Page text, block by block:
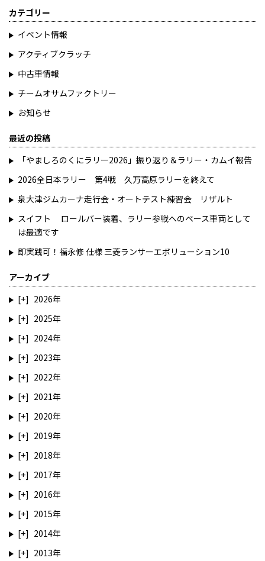
カテゴリー
イベント情報
アクティブクラッチ
中古車情報
チームオサムファクトリー
お知らせ
最近の投稿
「やましろのくにラリー2026」振り返り＆ラリー・カムイ報告
2026全日本ラリー 第4戦 久万高原ラリーを終えて
泉大津ジムカーナ走行会・オートテスト練習会 リザルト
スイフト ロールバー装着、ラリー参戦へのベース車両として
は最適です
即実践可！福永修 仕様 三菱ランサーエボリューション10
アーカイブ
2026
2025
2024
2023
2022
2021
2020
2019
2018
2017
2016
2015
2014
2013